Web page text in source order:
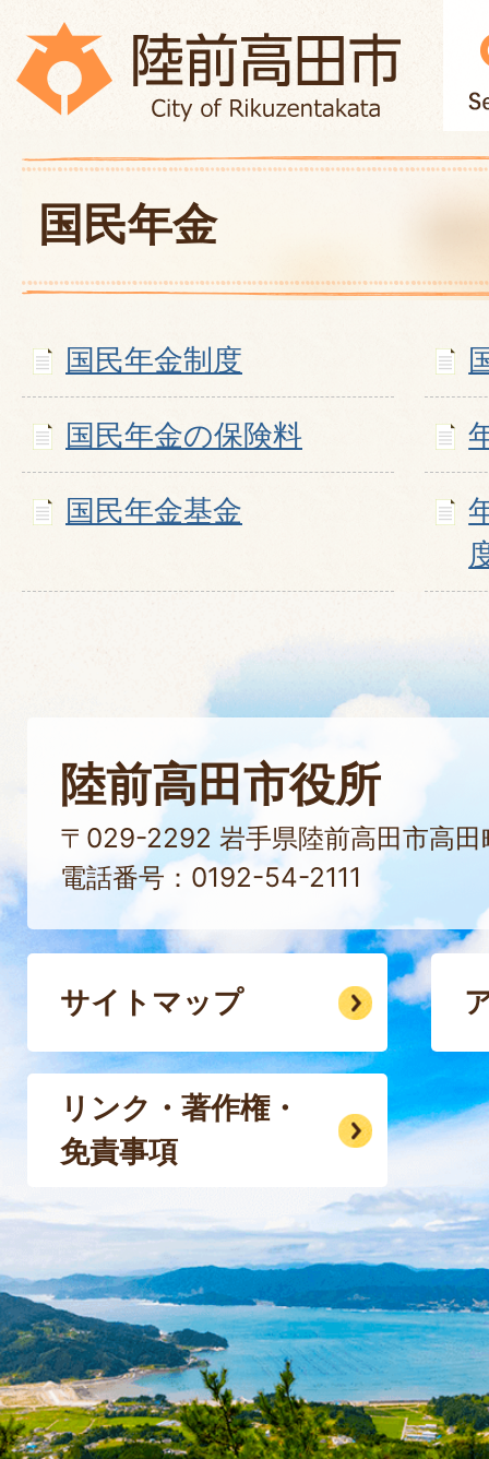
国民年金
国民年金制度
国民年金の保険料
国民年金基金
陸前高田市役所
〒029-2292 岩手県陸前高田市高田
電話番号：0192-54-2111
サイトマップ
リンク・著作権・
免責事項